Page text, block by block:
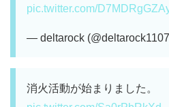
pic.twitter.com/
— deltarock
消火活動が始まりました。